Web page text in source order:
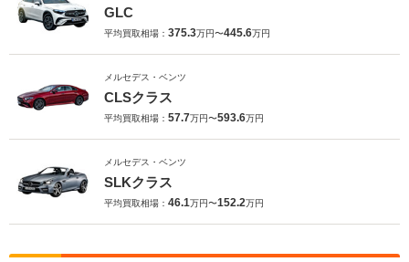
GLC
平均買取相場： 375.3万円〜445.6万円
メルセデス・ベンツ
CLSクラス
平均買取相場： 57.7万円〜593.6万円
メルセデス・ベンツ
SLKクラス
平均買取相場： 46.1万円〜152.2万円